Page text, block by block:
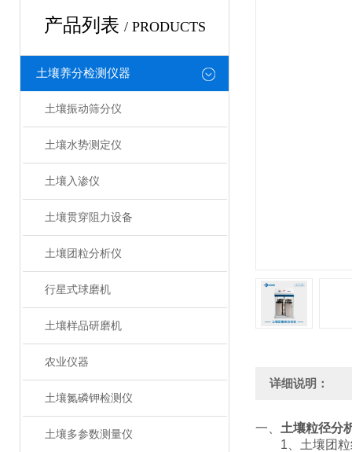
产品列表 / PRODUCTS
土壤养分检测仪器
土壤振动筛分仪
土壤水势测定仪
土壤入渗仪
土壤贯穿阻力设备
土壤团粒分析仪
行星式球磨机
土壤样品研磨机
农业仪器
土壤氮磷钾检测仪
土壤多参数测量仪
详细说明：
一、 土壤粒径分
1、土壤团粒结